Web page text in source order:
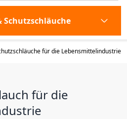
Schutzschläuche
für die Lebensmittelindustrie
für die